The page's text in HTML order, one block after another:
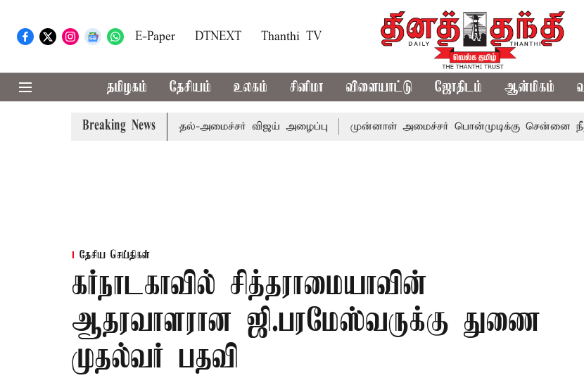
E-Paper DTNEXT Thanthi TV
தமிழகம் தேசியம் உலகம் சினிமா விளையாட்டு ஜோதிடம் ஆன்மிகம்
Breaking News
எம்.பி.க்கள் கூட்டத்துக்கு முதல்-அமைச்சர் விஜய் அழைப்பு முன்னாள் அமைச்சர் பொன்முடிக்கு சென்னை நீதிமன்றம்
தேசிய செய்திகள்
கர்நாடகாவில் சித்தராமையாவின்
ஆதரவாளரான ஜி.பரமேஸ்வருக்கு துணை
முதல்வர் பதவி